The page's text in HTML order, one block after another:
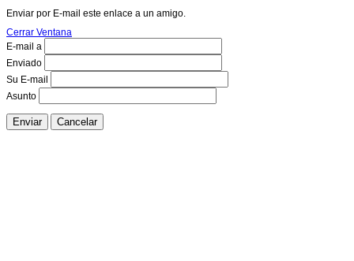
Enviar por E-mail este enlace a un amigo.
Cerrar Ventana
E-mail a
Enviado
Su E-mail
Asunto
Enviar Cancelar